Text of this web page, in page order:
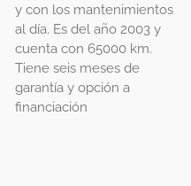
y con los mantenimientos
al día. Es del año 2003 y
cuenta con 65000 km.
Tiene seis meses de
garantía y opción a
financiación